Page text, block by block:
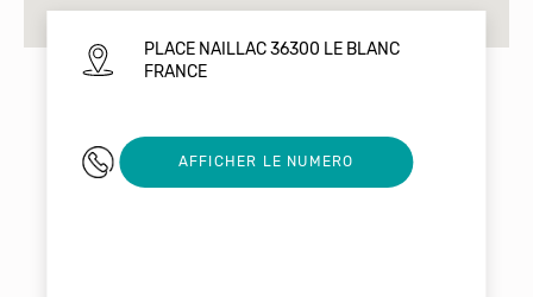
PLACE NAILLAC 36300 LE BLANC
FRANCE
02 54 37 25 20
AFFICHER LE NUMERO